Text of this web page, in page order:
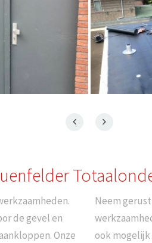
de gevel en
Onze
Neem
ook